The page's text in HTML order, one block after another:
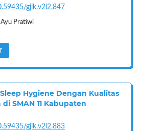
gjik.v2i2.847
Ayu Pratiwi
Hygiene Dengan Kualitas
SMAN 11 Kabupaten
gjik.v2i2.883